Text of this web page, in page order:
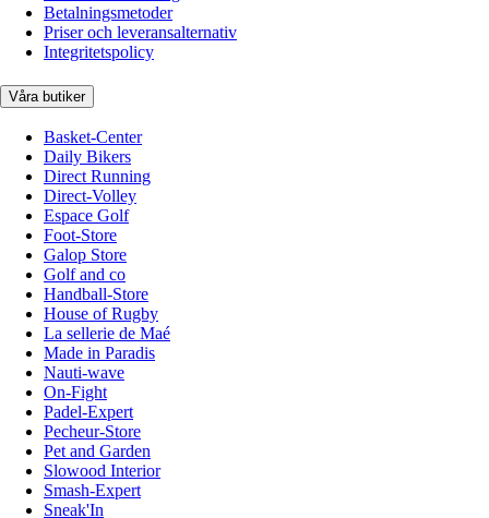
Betalningsmetoder
Priser och leveransalternativ
Integritetspolicy
Våra butiker
Basket-Center
Daily Bikers
Direct Running
Direct-Volley
Espace Golf
Foot-Store
Galop Store
Golf and co
Handball-Store
House of Rugby
La sellerie de Maé
Made in Paradis
Nauti-wave
On-Fight
Padel-Expert
Pecheur-Store
Pet and Garden
Slowood Interior
Smash-Expert
Sneak'In